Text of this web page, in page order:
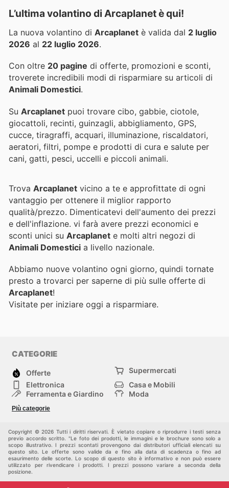
L’ultima volantino di Arcaplanet è qui!
La nuova volantino di Arcaplanet è valida dal 2 luglio
2026 al 22 luglio 2026.
Con oltre 20 pagine di offerte, promozioni e sconti,
troverete incredibili modi di risparmiare su articoli di
Animali Domestici.
Su Arcaplanet puoi trovare cibo, gabbie, ciotole,
giocattoli, recinti, guinzagli, abbigliamento, GPS,
cucce, tiragraffi, acquari, illuminazione, riscaldatori,
aeratori, filtri, pompe e prodotti di cura e salute per
cani, gatti, pesci, uccelli e piccoli animali.
Trova Arcaplanet vicino a te e approfittate di ogni
vantaggio per ottenere il miglior rapporto
qualità/prezzo. Dimenticatevi dell'aumento dei prezzi
e dell'inflazione. vi farà avere prezzi economici e
sconti unici su Arcaplanet e molti altri negozi di
Animali Domestici a livello nazionale.
Abbiamo nuove volantino ogni giorno, quindi tornate
presto a trovarci per saperne di più sulle offerte di
Arcaplanet!
Visitate per iniziare oggi a risparmiare.
CATEGORIE
Offerte
Supermercati
Elettronica
Casa e Mobili
Ferramenta e Giardino
Moda
Bambini e Neonati
Più categorie
Copyright © 2026 Tutti i diritti riservati. È vietato copiare o riprodurre i testi senza
previo accordo scritto. "Le foto dei prodotti, le immagini e le brochure sono solo a
scopo illustrativo. I prezzi scontati provengono dai distributori ufficiali elencati su
questo sito. Le offerte sono valide da e fino alla data di scadenza o fino ad
esaurimento delle scorte. Lo scopo di questo sito è informativo e non può essere
utilizzato per rivendicare i prodotti. I prezzi possono variare a seconda della
posizione.